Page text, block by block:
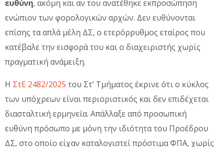
ευθύνη, ακόμη και αν του ανατέθηκε εκπροσώπηση
ενώπιον των φορολογικών αρχών. Δεν ευθύνονται
επίσης τα απλά μέλη ΔΣ, ο ετερόρρυθμος εταίρος που
κατέβαλε την εισφορά του και ο διαχειριστής χωρίς
πραγματική ανάμειξη.
Η ΣτΕ 2482/2025 του Στ’ Τμήματος έκρινε ότι ο κύκλος
των υπόχρεων είναι περιοριστικός και δεν επιδέχεται
διασταλτική ερμηνεία. Απάλλαξε από προσωπική
ευθύνη πρόσωπο με μόνη την ιδιότητα του Προέδρου
ΔΣ, στο οποίο είχαν καταλογιστεί πρόστιμα ΦΠΑ, χωρίς